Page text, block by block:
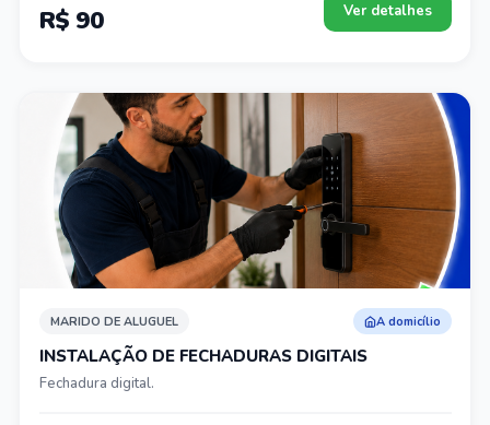
R$ 90 Ver detalhes
MARIDO DE ALUGUEL A domicílio
INSTALAÇÃO DE FECHADURAS DIGITAIS
Fechadura digital.